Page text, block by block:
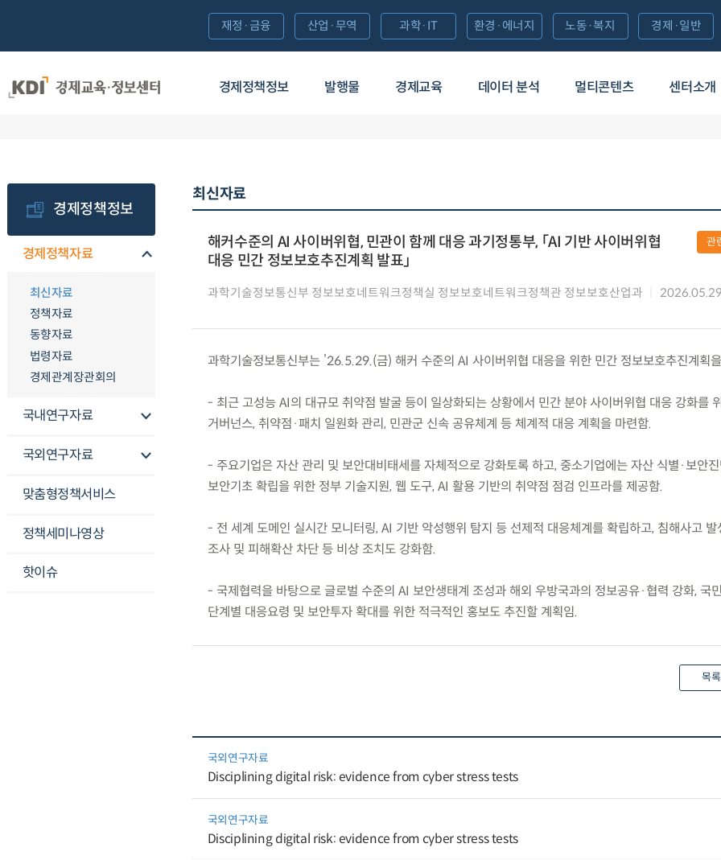
경제정책정보 발행물 경제교육 데이터 분석 멀티콘텐츠 센터소개
재정·금융 산업·무역 과학·IT 환경·에너지 노동·복지 경제·일반
경제정책정보
경제정책자료
최신자료
정책자료
동향자료
법령자료
경제관계장관회의
국내연구자료
국외연구자료
맞춤형정책서비스
정책세미나영상
핫이슈
최신자료
해커수준의 AI 사이버위협, 민관이 함께 대응 과기정통부, 「AI 기반 사이버위협
대응 민간 정보보호추진계획 발표」
과학기술정보통신부 정보보호네트워크정책실 정보보호네트워크정책관 정보보호산업과 2026.05.29
관
과학기술정보통신부는 ’26.5.29.(금) 해커 수준의 AI 사이버위협 대응을 위한 민간 정보보호추진계획
- 최근 고성능 AI의 대규모 취약점 발굴 등이 일상화되는 상황에서 민간 분야 사이버위협 대응 강화를
거버넌스, 취약점·패치 일원화 관리, 민관군 신속 공유체계 등 체계적 대응 계획을 마련함.
- 주요기업은 자산 관리 및 보안대비태세를 자체적으로 강화토록 하고, 중소기업에는 자산 식별·보안
보안기초 확립을 위한 정부 기술지원, 웹 도구, AI 활용 기반의 취약점 점검 인프라를 제공함.
- 전 세계 도메인 실시간 모니터링, AI 기반 악성행위 탐지 등 선제적 대응체계를 확립하고, 침해사고 발
조사 및 피해확산 차단 등 비상 조치도 강화함.
- 국제협력을 바탕으로 글로벌 수준의 AI 보안생태계 조성과 해외 우방국과의 정보공유·협력 강화, 국
단계별 대응요령 및 보안투자 확대를 위한 적극적인 홍보도 추진할 계획임.
목록
국외연구자료
Disciplining digital risk: evidence from cyber stress tests
국외연구자료
Disciplining digital risk: evidence from cyber stress tests